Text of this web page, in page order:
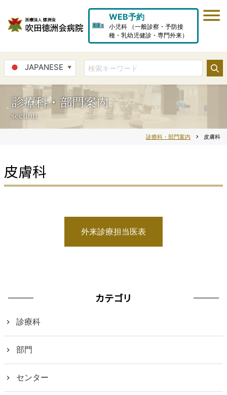
WEB予約
小児科 （一般診察・予防接
種・乳幼児健診・専門外来）
JAPANESE ▼
診療科・部門案内
section
診療科・部門案内 chevron_right 皮膚科
皮膚科
外来診療担当医表
カテゴリ
診療科
部門
センター